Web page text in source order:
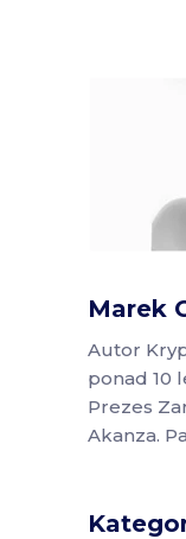
Marek
Autor
ponad 10
Prezes
Akanza.